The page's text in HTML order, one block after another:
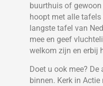
buurthuis of
hoopt met alle
langste tafel van
mee en geef
welkom zijn en erbij
Doet u ook mee?
binnen. Kerk in